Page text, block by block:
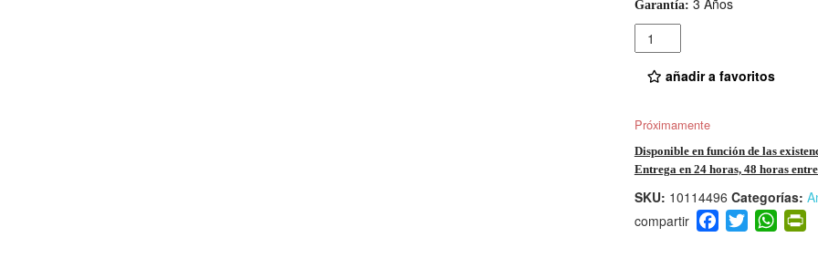
Garantía: 3 Años
Cantidad
añadir a favoritos
Próximamente
Disponible en función de las
Entrega en 24 horas, 48 horas
SKU: 10114496 Categorías:
F
a
T
wi
W
h
Pr
in